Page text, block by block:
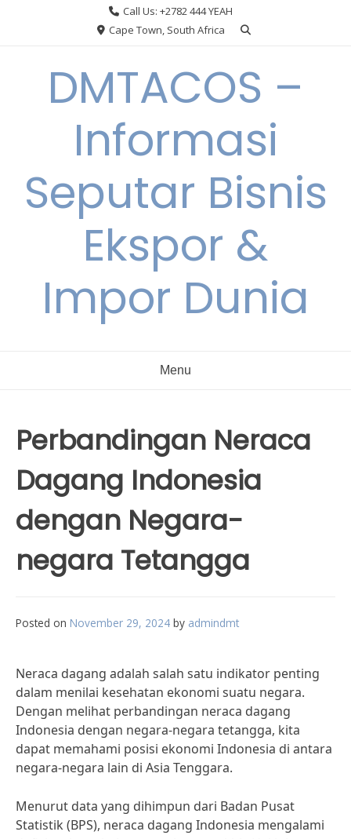
Call Us: +2782 444 YEAH
Cape Town, South Africa
DMTACOS –
Informasi
Seputar Bisnis
Ekspor &
Impor Dunia
Menu
Perbandingan Neraca
Dagang Indonesia
dengan Negara-
negara Tetangga
Posted on November 29, 2024 by admindmt
Neraca dagang adalah salah satu indikator penting
dalam menilai kesehatan ekonomi suatu negara.
Dengan melihat perbandingan neraca dagang
Indonesia dengan negara-negara tetangga, kita
dapat memahami posisi ekonomi Indonesia di antara
negara-negara lain di Asia Tenggara.
Menurut data yang dihimpun dari Badan Pusat
Statistik (BPS), neraca dagang Indonesia mengalami